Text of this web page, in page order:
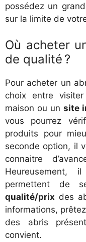
possédez un
sur la limite de
Où acheter
de qualité ?
Pour acheter un
choix entre
maison ou un site
vous pourrez
produits pour
seconde option, il
connaitre
Heureusement,
permettent de
qualité/prix des
informations,
des abris
convient.